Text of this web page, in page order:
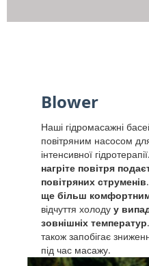
Blower
Наші гідромасажні
повітряним насосом
інтенсивної
нагріте повітря
повітряних струменів
ще більш
відчуття холоду у
зовнішніх температур
також запобігає
під час масажу.